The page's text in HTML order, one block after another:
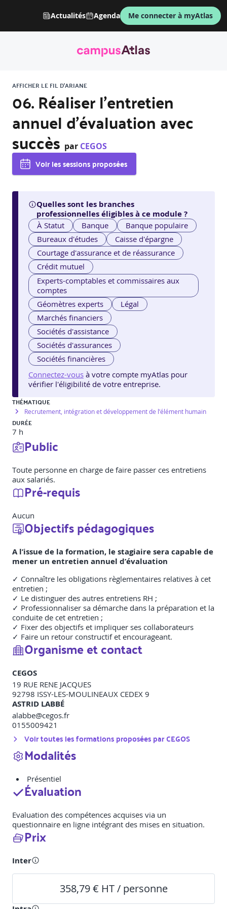
Actualités Agenda Me connecter à myAtlas
AFFICHER LE FIL D'ARIANE
06. Réaliser l’entretien
annuel d’évaluation avec
succès par CEGOS
Voir les sessions proposées
Quelles sont les branches
professionnelles éligibles à ce module ?
À Statut Banque
Banque populaire
Bureaux d'études
Caisse d'épargne
Courtage d'assurance et de réassurance
Crédit mutuel
Experts-comptables et commissaires aux
comptes
Géomètres experts
Légal
Marchés financiers
Sociétés d'assistance
Sociétés d'assurances
Sociétés financières
Connectez-vous à votre compte myAtlas pour
vérifier l'éligibilité de votre entreprise.
THÉMATIQUE
Recrutement, intégration et développement de l’élément humain
DURÉE
7 h
Public
Toute personne en charge de faire passer ces entretiens
aux salariés.
Pré-requis
Aucun
Objectifs pédagogiques
A l’issue de la formation, le stagiaire sera capable de
mener un entretien annuel d’évaluation
✓ Connaître les obligations règlementaires relatives à cet
entretien ;
✓ Le distinguer des autres entretiens RH ;
✓ Professionnaliser sa démarche dans la préparation et la
conduite de cet entretien ;
✓ Fixer des objectifs et impliquer ses collaborateurs
✓ Faire un retour constructif et encourageant.
Organisme et contact
CEGOS
19 RUE RENE JACQUES
92798 ISSY-LES-MOULINEAUX CEDEX 9
ASTRID LABBÉ
alabbe@cegos.fr
0155009421
Voir toutes les formations proposées parCEGOS
Modalités
Présentiel
Évaluation
Evaluation des compétences acquises via un
questionnaire en ligne intégrant des mises en situation.
Prix
Inter
358,79 € HT / personne